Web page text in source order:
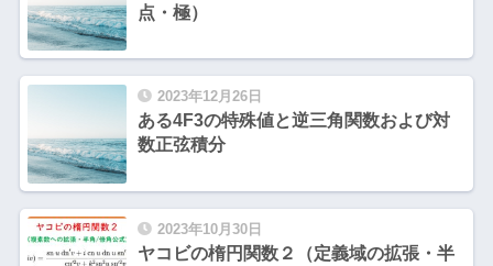
点・極）
2023年12月26日
ある4F3の特殊値と逆三角関数および対
数正弦積分
2023年10月30日
ヤコビの楕円関数２（定義域の拡張・半